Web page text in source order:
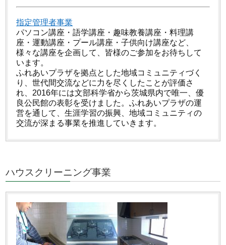
指定管理者事業
パソコン講座・語学講座・趣味教養講座・料理講
座・運動講座・プール講座・子供向け講座など、
様々な講座を企画して、皆様のご参加をお待ちして
います。
ふれあいプラザを拠点とした地域コミュニティづく
り、世代間交流などに力を尽くしたことが評価さ
れ、2016年には文部科学省から茨城県内で唯一、優
良公民館の表彰を受けました。ふれあいプラザの運
営を通して、生涯学習の振興、地域コミュニティの
交流が深まる事業を推進していきます。
ハウスクリーニング事業